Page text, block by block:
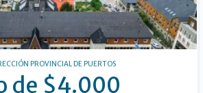
PROVINCIAL DE PUERTOS
de $4.000